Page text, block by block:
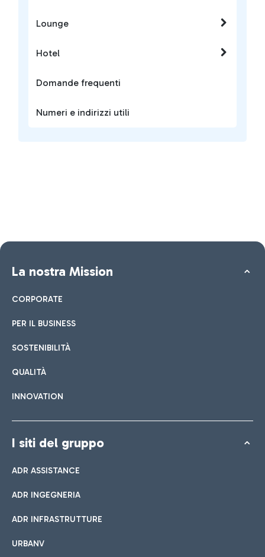
Lounge
Hotel
Domande frequenti
Numeri e indirizzi utili
La nostra Mission
CORPORATE
PER IL BUSINESS
SOSTENIBILITÀ
QUALITÀ
INNOVATION
I siti del gruppo
ADR ASSISTANCE
ADR INGEGNERIA
ADR INFRASTRUTTURE
URBANV